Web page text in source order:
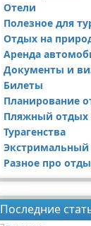
Отели
Полезное для
Отдых на
Аренда
Документы и
Билеты
Планирование
Пляжный отдых
Турагенства
Разное про
Последние